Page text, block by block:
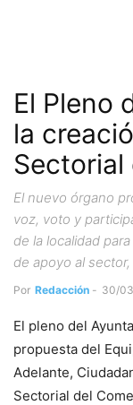
El Pleno
la
Sectorial
El nuevo órgano
voz, voto y
de la localidad
de apoyo al
Por Redacción - 30/
El pleno del
propuesta del
Adelante,
Sectorial del